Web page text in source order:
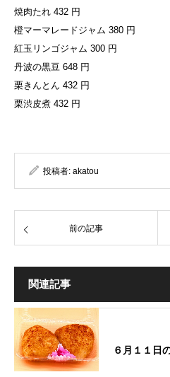
焼肉たれ 432 円
橙マーマレードジャム 380 円
紅玉リンゴジャム 300 円
丹波の黒豆 648 円
栗きんとん 432 円
栗渋皮煮 432 円
投稿者: akatou
前の記事
関連記事
６月１１日